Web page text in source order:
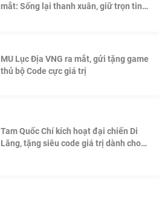
mắt: Sống lại thanh xuân, giữ trọn tinh
MU Lục Địa VNG ra mắt, gửi tặng game
thủ bộ Code cực giá trị
Tam Quốc Chí kích hoạt đại chiến Di
Lăng, tặng siêu code giá trị dành cho